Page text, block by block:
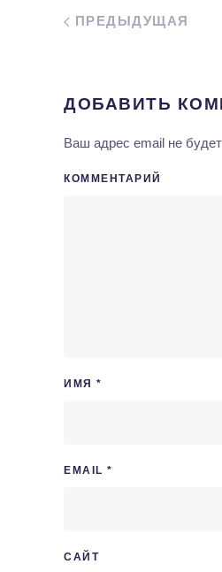
ПРЕДЫДУЩАЯ
ДОБАВИТЬ
Ваш адрес email не
КОММЕНТАРИЙ
ИМЯ *
EMAIL *
САЙТ